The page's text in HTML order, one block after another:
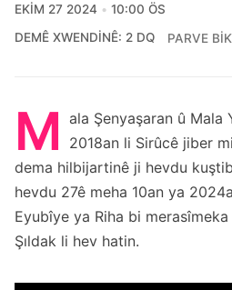
EKIM 27 2024
10:00 ÖS
DEMÊ XWENDINÊ: 2 DQ
PARVE
M ala Şenyaşaran û Mala
2018an li Sirûcê jiber
dema hilbijartinê ji hevdu
hevdu 27ê meha 10an ya
Eyubîye ya Riha bi
Şıldak li hev hatin.